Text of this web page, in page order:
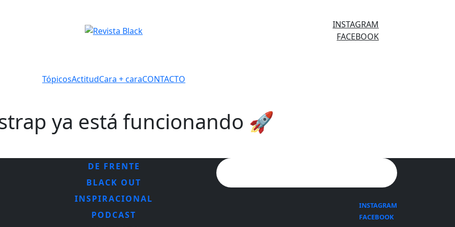
INSTAGRAM
FACEBOOK
TópicosActitudCara + caraCONTACTO
ya está funcionando 🚀
DE FRENTE
BLACK OUT
INSPIRACIONAL
PODCAST
INSTAGRAM
FACEBOOK